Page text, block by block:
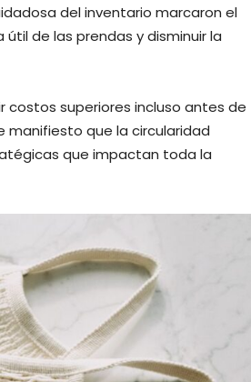
del inventario marcaron el
de las prendas y disminuir la
costos superiores incluso antes de
manifiesto que la circularidad
que impactan toda la